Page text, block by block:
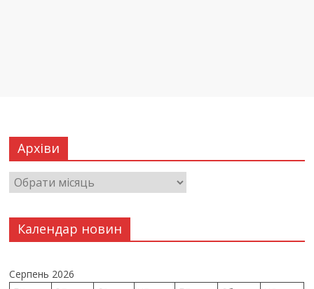
Архіви
Календар новин
Серпень 2026